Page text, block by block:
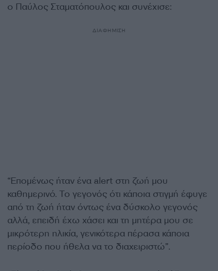
ο Παύλος Σταματόπουλος και συνέχισε:
ΔΙΑΦΗΜΙΣΗ
“Επομένως ήταν ένα alert στη ζωή μου
καθημερινό. Το γεγονός ότι κάποια στιγμή έφυγε
από τη ζωή ήταν όντως ένα δύσκολο γεγονός
αλλά, επειδή έχω χάσει και τη μητέρα μου σε
μικρότερη ηλικία, γενικότερα πέρασα κάποια
περίοδο που ήθελα να το διαχειριστώ”.